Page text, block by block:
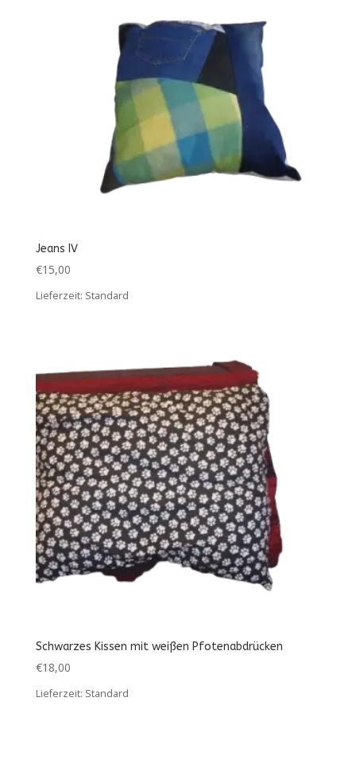
Jeans IV
€15,00
Lieferzeit: Standard
Schwarzes Kissen mit weißen Pfotenabdrücken
€18,00
Lieferzeit: Standard